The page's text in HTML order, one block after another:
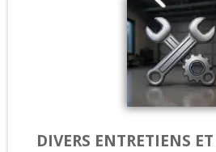
DIVERS ENTRETIENS